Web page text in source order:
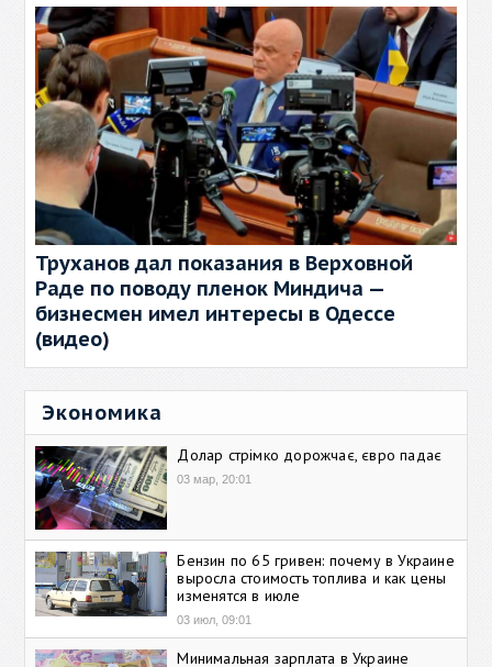
Труханов дал показания в Верховной
Раде по поводу пленок Миндича —
бизнесмен имел интересы в Одессе
(видео)
Экономика
Долар стрімко дорожчає, євро падає
03 мар, 20:01
Бензин по 65 гривен: почему в Украине
выросла стоимость топлива и как цены
изменятся в июле
03 июл, 09:01
Минимальная зарплата в Украине